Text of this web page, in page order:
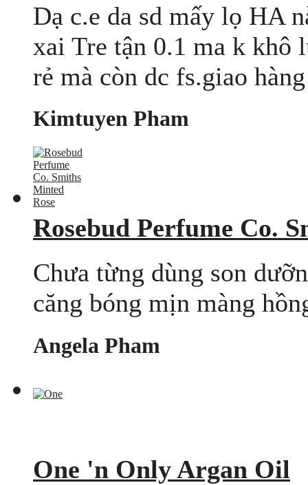
Dạ c.e da sd mấy lọ HA
xai Tre tận 0.1 ma k khô
rẻ mà còn dc fs.giao
Kimtuyen Pham
Rosebud Perfume Co.
Chưa từng dùng son
căng bóng mịn màng
Angela Pham
One 'n Only Argan Oil